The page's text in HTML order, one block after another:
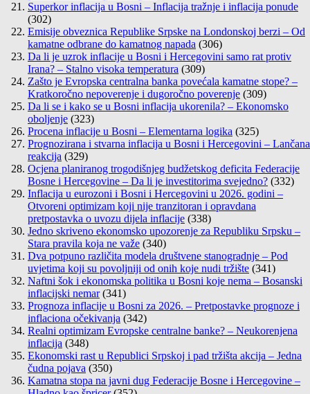
Superkor inflacija u Bosni – Inflacija tražnje i inflacija ponude
(302)
Emisije obveznica Republike Srpske na Londonskoj berzi – Od
kamatne odbrane do kamatnog napada (306)
Da li je uzrok inflacije u Bosni i Hercegovini samo rat protiv
Irana? – Stalno visoka temperatura (309)
Zašto je Evropska centralna banka povećala kamatne stope? –
Kratkoročno nepoverenje i dugoročno poverenje (309)
Da li se i kako se u Bosni inflacija ukorenila? – Ekonomsko
oboljenje (323)
Procena inflacije u Bosni – Elementarna logika (325)
Prognozirana i stvarna inflacija u Bosni i Hercegovini – Lančana
reakcija (329)
Ocjena planiranog trogodišnjeg budžetskog deficita Federacije
Bosne i Hercegovine – Da li je investitorima svejedno? (332)
Inflacija u eurozoni i Bosni i Hercegovini u 2026. godini –
Otvoreni optimizam koji nije tranzitoran i opravdana
pretpostavka o uvozu dijela inflacije (338)
Jedno skriveno ekonomsko upozorenje za Republiku Srpsku –
Stara pravila koja ne važe (340)
Dva potpuno različita modela društvene stanogradnje – Pod
uvjetima koji su povoljniji od onih koje nudi tržište (341)
Naftni šok i ekonomska politika u Bosni koje nema – Bosanski
inflacijski nemar (341)
Prognoza inflacije u Bosni za 2026. – Pretpostavke prognoze i
inflaciona očekivanja (342)
Realni optimizam Evropske centralne banke? – Neukorenjena
inflacija (348)
Ekonomski rast u Republici Srpskoj i pad tržišta akcija – Jedna
čudna pojava (350)
Kamatna stopa na javni dug Federacije Bosne i Hercegovine –